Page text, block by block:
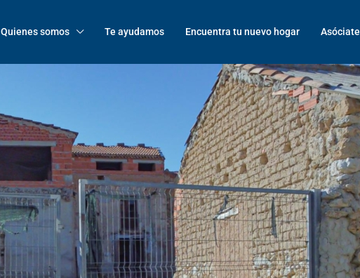
Quienes somos Te ayudamos Encuentra tu nuevo hogar Asóciate